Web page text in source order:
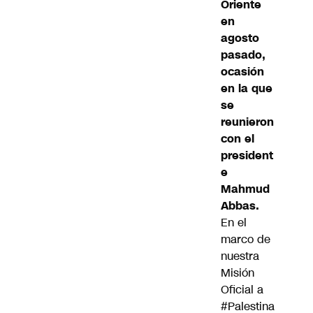
Oriente
en
agosto
pasado,
ocasión
en la que
se
reunieron
con el
president
e
Mahmud
Abbas.
En el
marco de
nuestra
Misión
Oficial a
#Palestina